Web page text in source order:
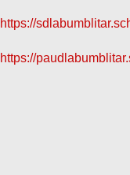
https://
https://